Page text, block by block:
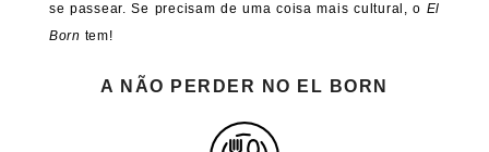
se passear. Se precisam de uma coisa mais cultural, o El
Born tem!
A NÃO PERDER NO EL BORN